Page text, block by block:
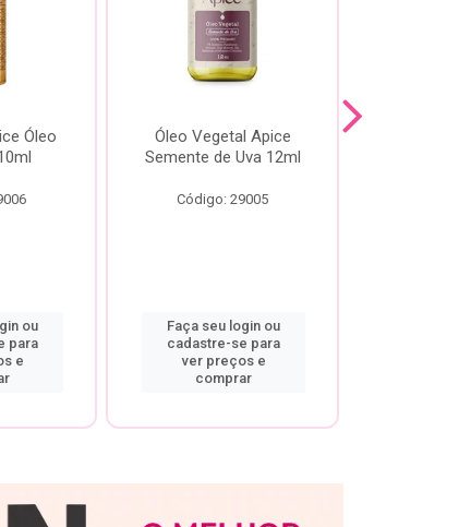
Óleo
ou
para
e
Óleo Vegetal Apice
Semente de Uva 12ml
Código: 29005
Faça seu login ou
cadastre-se para
ver preços e
comprar